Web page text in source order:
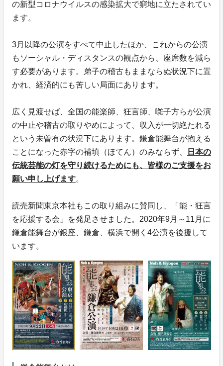
の新型コロナウイルスの感染拡大で窮地に立たされてい
ます。
3月以降の公演をすべて中止したほか、これからの公演
もソーシャル・ディスタンスの観点から、座席数を減ら
す必要があります。弟子の稽古もままならぬ状況下に置
かれ、経済的にも苦しい局面にあります。
広く見渡せば、全国の能楽師、狂言師、囃子方らが公演
の中止や稽古の取りやめによって、収入が一切絶たれる
という未曽有の状況下にあります。鎌倉能舞台が抱える
ことになった赤字の補填（ほてん）のみならず、
日本の
伝統芸能の灯を守り続けるためにも、皆様のご支援をお
願い申し上げます。
読売新聞東京本社もこの取り組みに賛同し、「能・狂言
を応援する会」を発足させました。2020年9月～11月に
鎌倉能舞台が銀座、鎌倉、横浜で開く4公演を後援して
います。